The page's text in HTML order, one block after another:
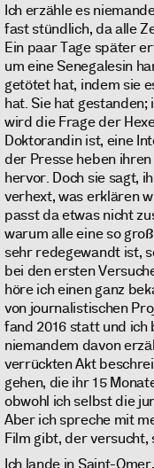
Ich erzähle es
fast stündlich, da alle
Ein paar Tage später
um eine Senegalesin
getötet hat, indem sie
hat. Sie hat
wird die Frage der
Doktorandin ist, eine
der Presse heben
hervor. Doch sie sagt,
verhext, was erklären
passt da etwas nicht
warum alle eine so
sehr redegewandt ist,
bei den ersten
höre ich einen ganz
von journalistischen
fand 2016 statt und ich
niemandem davon
verrückten Akt
gehen, die ihr 15
obwohl ich selbst die
Aber ich spreche mit
Film gibt, der versucht,